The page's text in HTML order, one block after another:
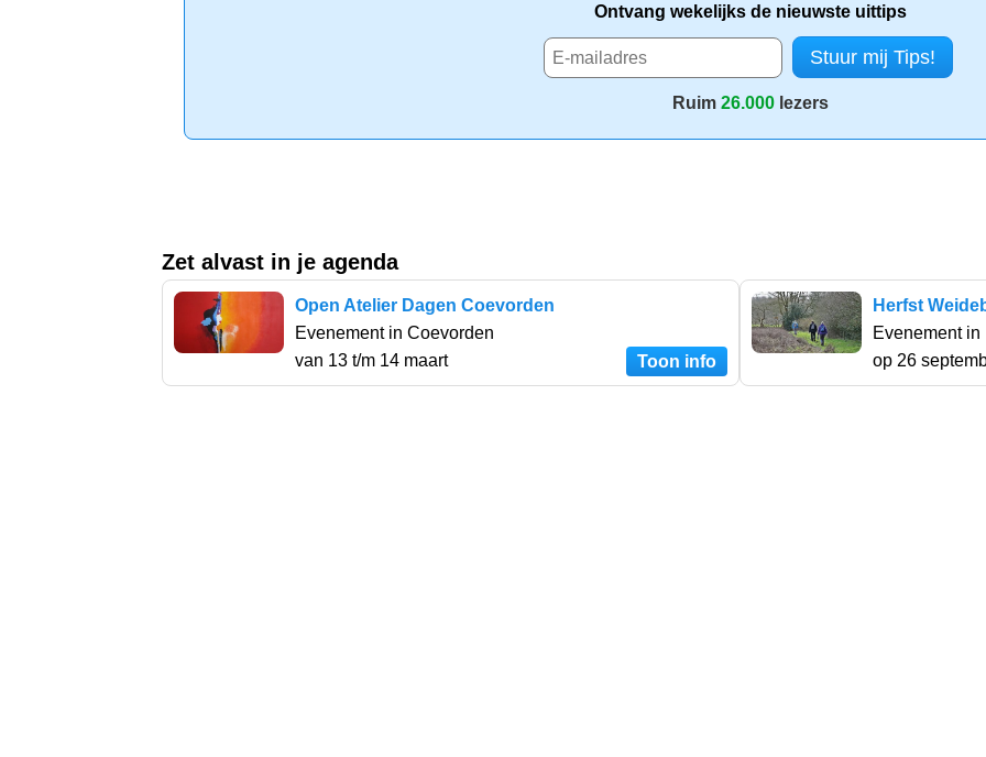
Ontvang wekelijks de nieuwste uittips
Ruim 26.000 lezers
Zet alvast in je agenda
Open Atelier Dagen Coevorden
Evenement in Coevorden
van 13 t/m 14 maart
Toon info
Herfst
Evenement
op 26